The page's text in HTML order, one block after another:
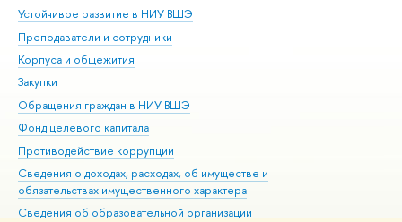
Устойчивое развитие в НИУ ВШЭ
Преподаватели и сотрудники
Корпуса и общежития
Закупки
Обращения граждан в НИУ ВШЭ
Фонд целевого капитала
Противодействие коррупции
Сведения о доходах, расходах, об имуществе и
обязательствах имущественного характера
Сведения об образовательной организации